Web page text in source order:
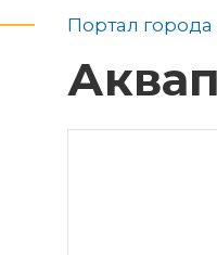
Портал города